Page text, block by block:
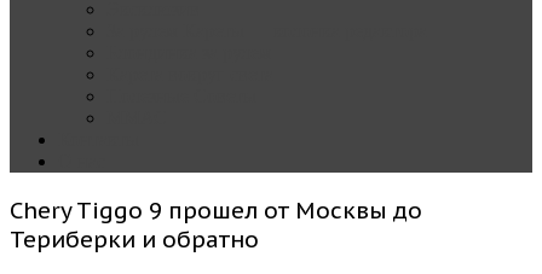
Chery Tiggo 9 прошел от Москвы до
Териберки и обратно